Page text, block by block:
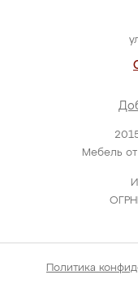
Мебель
Политика